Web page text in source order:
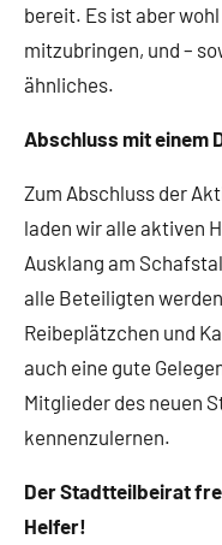
bereit. Es ist aber
mitzubringen, und –
ähnliches.
Abschluss mit einem
Zum Abschluss der
laden wir alle aktiven
Ausklang am
alle Beteiligten
Reibeplätzchen und
auch eine gute
Mitglieder des neuen
kennenzulernen.
Der Stadtteilbeirat
Helfer!